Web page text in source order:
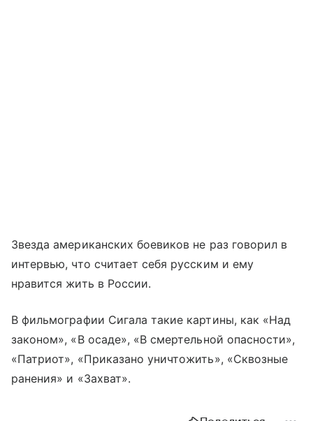
Звезда американских боевиков не раз говорил в
интервью, что считает себя русским и ему
нравится жить в России.
В фильмографии Сигала такие картины, как «Над
законом», «В осаде», «В смертельной опасности»,
«Патриот», «Приказано уничтожить», «Сквозные
ранения» и «Захват».